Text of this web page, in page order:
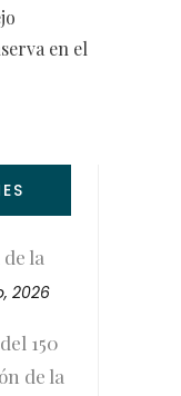
en el
la
2026
150
de la